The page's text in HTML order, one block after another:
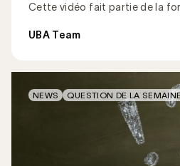
Cette vidéo fait partie de la
UBA Team
NEWS QUESTION DE LA